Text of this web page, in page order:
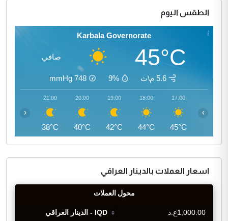
الطقس اليوم
Karbala Governorate
45°C صافي
5.6 م\ث 9%
748
mmHg
17:00
45°C
18:00
44°C
19:00
42°C
20:00
40°C
21:00
38°C
‹ ›
اسعار العملات بالدينار العراقي